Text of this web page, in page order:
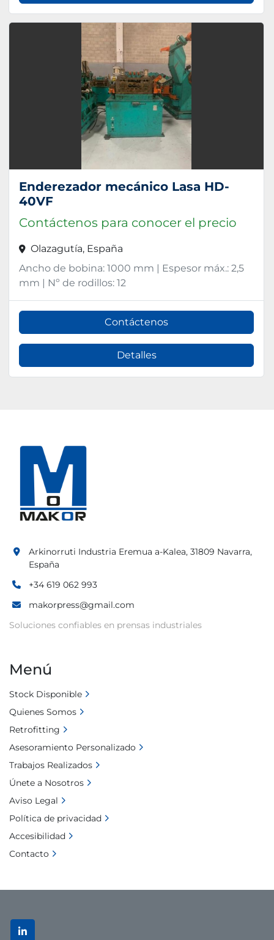
Enderezador mecánico Lasa HD-
40VF
Contáctenos para conocer el precio
Olazagutía, España
Ancho de bobina: 1000 mm | Espesor máx.: 2,5
mm | Nº de rodillos: 12
Contáctenos
Detalles
Arkinorruti Industria Eremua a-Kalea, 31809 Navarra,
España
+34 619 062 993
makorpress@gmail.com
Soluciones confiables en prensas industriales
Menú
Stock Disponible
Quienes Somos
Retrofitting
Asesoramiento Personalizado
Trabajos Realizados
Únete a Nosotros
Aviso Legal
Política de privacidad
Accesibilidad
Contacto